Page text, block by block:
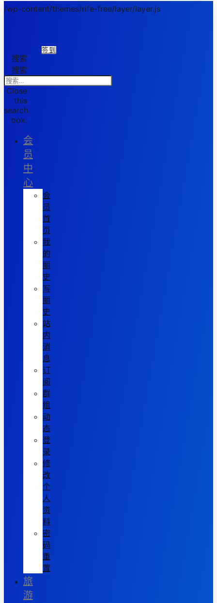
/wp-content/themes/rife-free/layer/layer.js
签到
搜索
搜索
Close
this
search
box.
会
员
中
心
会
员
首
页
我
的
丽
史
写
丽
史
站
内
消
息
订
阅
群
组
动
态
登
录
修
改
个
人
资
料
密
码
重
置
旅
游